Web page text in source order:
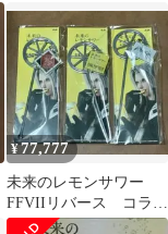
ラー
¥ 77,777
未来のレモンサワー
FFVIIリバース コラボ
マルチレモンマドラ